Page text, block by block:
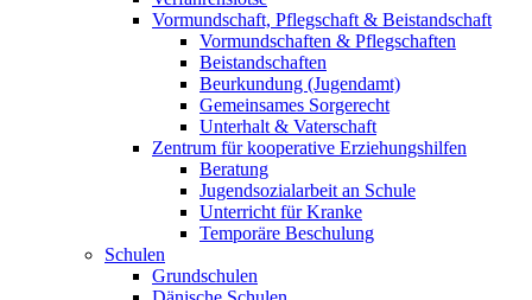
Vormundschaft, Pflegschaft & Beistandschaft
Vormundschaften & Pflegschaften
Beistandschaften
Beurkundung (Jugendamt)
Gemeinsames Sorgerecht
Unterhalt & Vaterschaft
Zentrum für kooperative Erziehungshilfen
Beratung
Jugendsozialarbeit an Schule
Unterricht für Kranke
Temporäre Beschulung
Schulen
Grundschulen